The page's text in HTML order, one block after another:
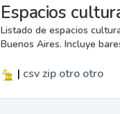
Espacios
Listado de espacios
Buenos Aires. Incluye
| csvzip otro otro